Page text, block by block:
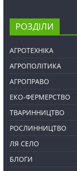
РОЗДІЛИ
АГРОТЕХНІКА
АГРОПОЛІТИКА
АГРОПРАВО
ЕКО-ФЕРМЕРСТВО
ТВАРИННИЦТВО
РОСЛИННИЦТВО
ЛЯ СЕЛО
БЛОГИ